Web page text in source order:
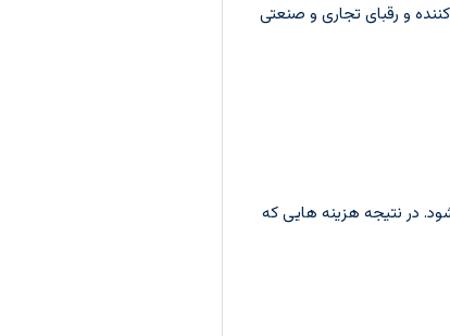
و رقبای تجاری و صنعتی
در نتیجه هزینه هایی که